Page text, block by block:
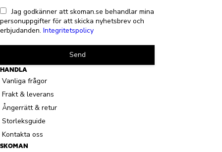
Jag godkänner att skoman.se behandlar mina
personuppgifter för att skicka nyhetsbrev och
erbjudanden. Integritetspolicy
Send
HANDLA
Vanliga frågor
Frakt & leverans
Ångerrätt & retur
Storleksguide
Kontakta oss
SKOMAN